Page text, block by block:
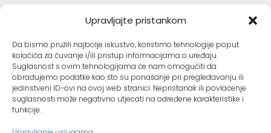
Upravljajte pristankom
Da bismo pružili najbolje iskustvo, koristimo tehnologije poput
kolačića za čuvanje i/ili pristup informacijama o uređaju.
Suglasnost s ovim tehnologijama će nam omogućiti da
obrađujemo podatke kao što su ponašanje pri pregledavanju ili
jedinstveni ID-ovi na ovoj web stranici. Nepristanak ili povlačenje
suglasnosti može negativno utjecati na određene karakteristike i
funkcije.
Opći uvjeti korištenja web stranica
Korisni linkovi
Izjava o privatnosti i sigurnosti podataka
Politika kolačića (EU)
Kontakt